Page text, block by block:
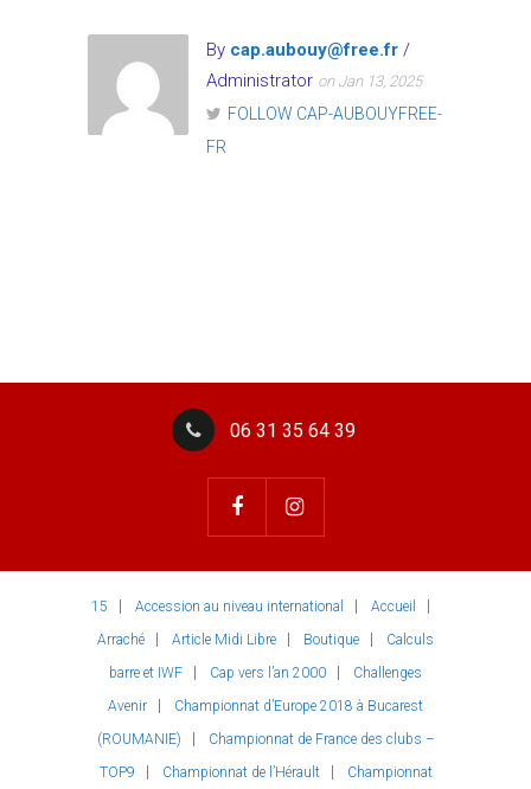
By cap.aubouy@free.fr /
Administrator on Jan 13, 2025
FOLLOW CAP-AUBOUYFREE-
FR
06 31 35 64 39
15 Accession au niveau international
Accueil
Arraché
Article Midi Libre Boutique
Calculs
barre et IWF
Cap vers l’an 2000
Challenges
Avenir
Championnat d’Europe 2018 à Bucarest
(ROUMANIE)
Championnat de France des clubs –
TOP9
Championnat de l’Hérault
Championnat